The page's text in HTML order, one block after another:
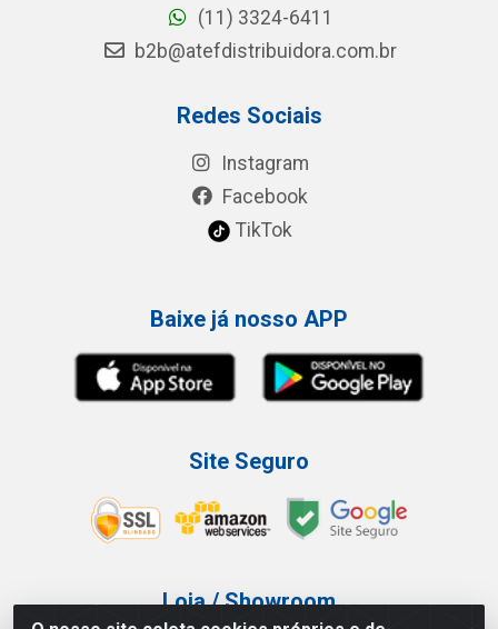
(11) 3324-6411
b2b@atefdistribuidora.com.br
Redes Sociais
Instagram
Facebook
TikTok
Baixe já nosso APP
Site Seguro
Loja / Showroom